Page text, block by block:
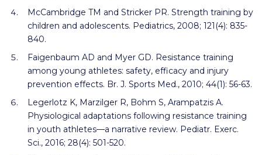
McCambridge TM and Stricker PR. Strength training by
children and adolescents. Pediatrics, 2008; 121(4): 835-
840.
Faigenbaum AD and Myer GD. Resistance training
among young athletes: safety, efficacy and injury
prevention effects. Br. J. Sports Med., 2010; 44(1): 56-63.
Legerlotz K, Marzilger R, Bohm S, Arampatzis A.
Physiological adaptations following resistance training
in youth athletes—a narrative review. Pediatr. Exerc.
Sci., 2016; 28(4): 501-520.